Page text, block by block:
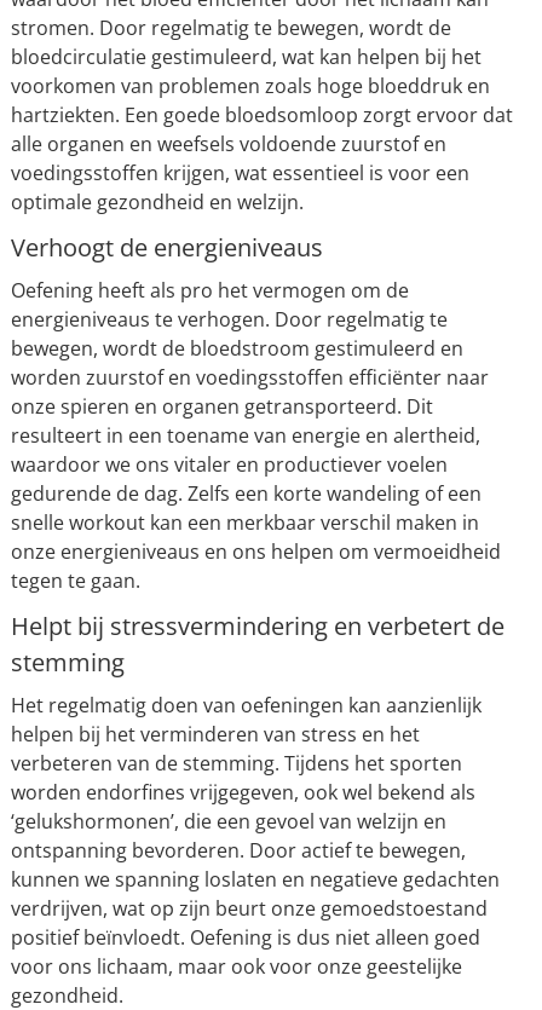
stromen. Door regelmatig te bewegen, wordt de
bloedcirculatie gestimuleerd, wat kan helpen bij het
voorkomen van problemen zoals hoge bloeddruk en
hartziekten. Een goede bloedsomloop zorgt ervoor dat
alle organen en weefsels voldoende zuurstof en
voedingsstoffen krijgen, wat essentieel is voor een
optimale gezondheid en welzijn.
Verhoogt de energieniveaus
Oefening heeft als pro het vermogen om de
energieniveaus te verhogen. Door regelmatig te
bewegen, wordt de bloedstroom gestimuleerd en
worden zuurstof en voedingsstoffen efficiënter naar
onze spieren en organen getransporteerd. Dit
resulteert in een toename van energie en alertheid,
waardoor we ons vitaler en productiever voelen
gedurende de dag. Zelfs een korte wandeling of een
snelle workout kan een merkbaar verschil maken in
onze energieniveaus en ons helpen om vermoeidheid
tegen te gaan.
Helpt bij stressvermindering en verbetert de
stemming
Het regelmatig doen van oefeningen kan aanzienlijk
helpen bij het verminderen van stress en het
verbeteren van de stemming. Tijdens het sporten
worden endorfines vrijgegeven, ook wel bekend als
‘gelukshormonen’, die een gevoel van welzijn en
ontspanning bevorderen. Door actief te bewegen,
kunnen we spanning loslaten en negatieve gedachten
verdrijven, wat op zijn beurt onze gemoedstoestand
positief beïnvloedt. Oefening is dus niet alleen goed
voor ons lichaam, maar ook voor onze geestelijke
gezondheid.